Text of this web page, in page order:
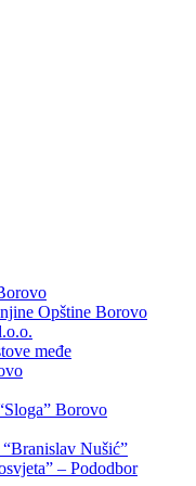
Opštine Borovo
međe
Borovo
Nušić”
– Pododbor